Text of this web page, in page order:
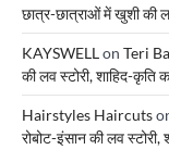
छात्र-छात्राओं में खुशी की
KAYSWELLon Teri
की लव स्टोरी, शाहिद-कृति
Hairstyles Haircuts
रोबोट-इंसान की लव स्टोरी,